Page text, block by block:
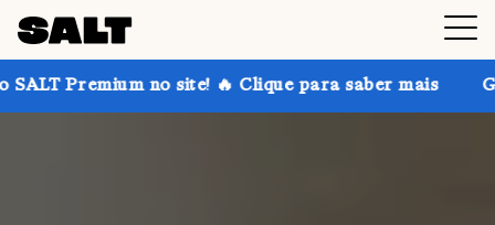
no site! 🔥 Clique para saber mais Ganhe até